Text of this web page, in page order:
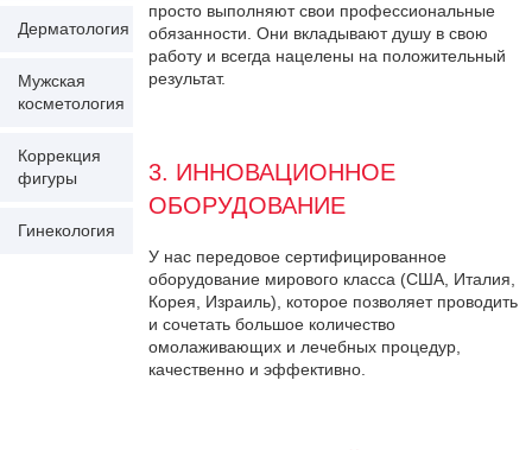
просто выполняют свои профессиональные
обязанности. Они вкладывают душу в свою
работу и всегда нацелены на положительный
результат.
3. ИННОВАЦИОННОЕ
ОБОРУДОВАНИЕ
У нас передовое сертифицированное
оборудование мирового класса (США, Италия,
Корея, Израиль), которое позволяет проводить
и сочетать большое количество
омолаживающих и лечебных процедур,
качественно и эффективно.
Дерматология
Мужская
косметология
Коррекция
фигуры
Гинекология